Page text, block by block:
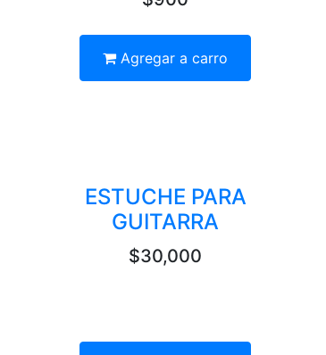
Agregar a carro
ESTUCHE PARA
GUITARRA
$30,000